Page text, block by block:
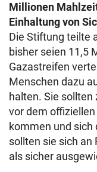
Millionen
Einhaltung von
Die Stiftung teilte
bisher seien 11,5
Gazastreifen
Menschen dazu
halten. Sie
vor dem
kommen und
sollten sie sich an
als sicher